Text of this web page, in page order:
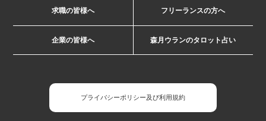
求職の皆様へ フリーランスの方へ
企業の皆様へ 森月ウランのタロット占い
プライバシーポリシー及び利用規約